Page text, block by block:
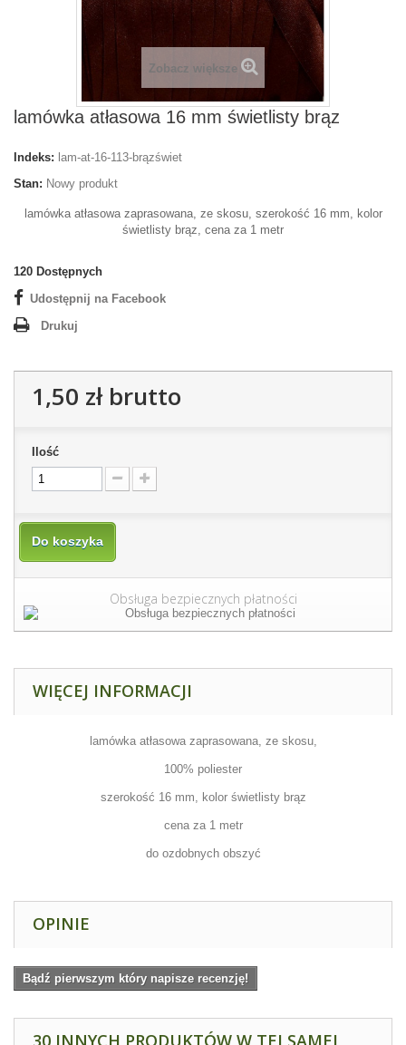
Zobacz większe
lamówka atłasowa 16 mm świetlisty brąz
Indeks: lam-at-16-113-brązświet
Stan: Nowy produkt
lamówka atłasowa zaprasowana, ze skosu, szerokość 16 mm, kolor
świetlisty brąz, cena za 1 metr
120 Dostępnych
Udostępnij na Facebook
Drukuj
1,50 złbrutto
Ilość
Do koszyka
Obsługa bezpiecznych płatności
WIĘCEJ INFORMACJI
lamówka atłasowa zaprasowana, ze skosu,
100% poliester
szerokość 16 mm, kolor świetlisty brąz
cena za 1 metr
do ozdobnych obszyć
OPINIE
Bądź pierwszym który napisze recenzję!